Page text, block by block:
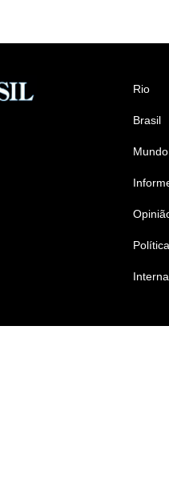
Rio
Brasil
Mundo
Política